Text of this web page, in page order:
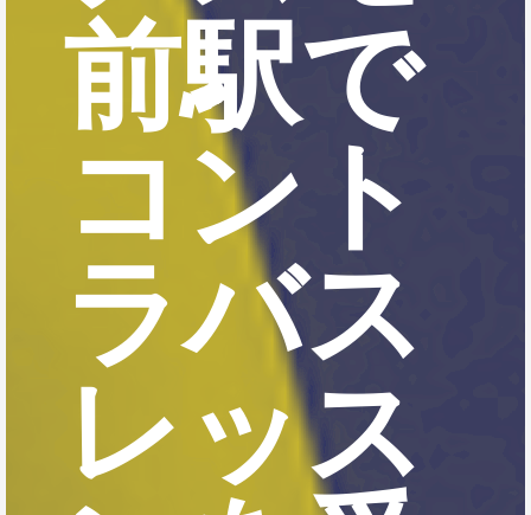
前駅で
コント
ラバス
レッス